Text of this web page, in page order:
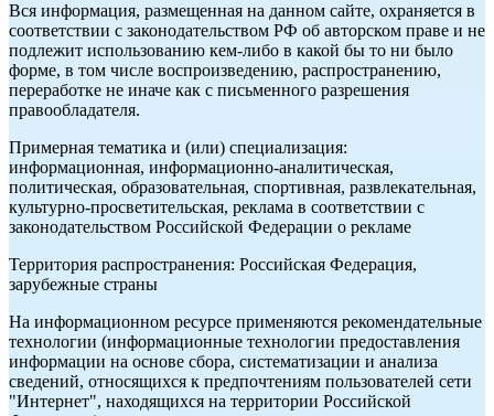
Вся информация, размещенная на данном сайте, охраняется в
соответствии с законодательством РФ об авторском праве и не
подлежит использованию кем-либо в какой бы то ни было
форме, в том числе воспроизведению, распространению,
переработке не иначе как с письменного разрешения
правообладателя.
Примерная тематика и (или) специализация:
информационная, информационно-аналитическая,
политическая, образовательная, спортивная, развлекательная,
культурно-просветительская, реклама в соответствии с
законодательством Российской Федерации о рекламе
Территория распространения: Российская Федерация,
зарубежные страны
На информационном ресурсе применяются рекомендательные
технологии (информационные технологии предоставления
информации на основе сбора, систематизации и анализа
сведений, относящихся к предпочтениям пользователей сети
"Интернет", находящихся на территории Российской